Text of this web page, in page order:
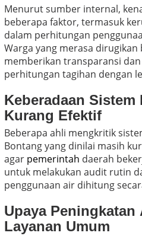
Menurut sumber internal,
beberapa faktor, termasuk
dalam perhitungan
Warga yang merasa
memberikan transparansi
perhitungan tagihan dengan
Keberadaan Sistem
Kurang Efektif
Beberapa ahli mengkritik
Bontang yang dinilai masih
agar pemerintah daerah
untuk melakukan audit rutin
penggunaan air dihitung
Upaya
Layanan Umum